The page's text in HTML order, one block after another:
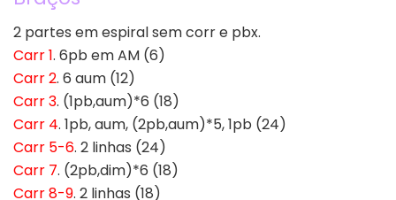
2 partes em espiral sem corr e pbx.
Carr 1. 6pb em AM (6)
Carr 2. 6 aum (12)
Carr 3. (1pb,aum)*6 (18)
Carr 4. 1pb, aum, (2pb,aum)*5, 1pb (24)
Carr 5-6. 2 linhas (24)
Carr 7. (2pb,dim)*6 (18)
Carr 8-9. 2 linhas (18)